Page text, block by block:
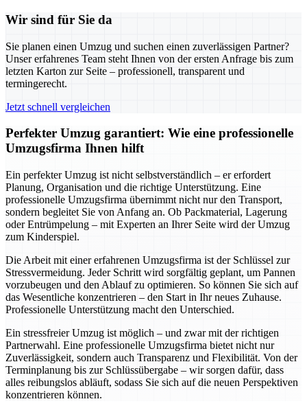
Wir sind für Sie da
Sie planen einen Umzug und suchen einen zuverlässigen Partner?
Unser erfahrenes Team steht Ihnen von der ersten Anfrage bis zum
letzten Karton zur Seite – professionell, transparent und
termingerecht.
Jetzt schnell vergleichen
Perfekter Umzug garantiert: Wie eine professionelle
Umzugsfirma Ihnen hilft
Ein perfekter Umzug ist nicht selbstverständlich – er erfordert
Planung, Organisation und die richtige Unterstützung. Eine
professionelle Umzugsfirma übernimmt nicht nur den Transport,
sondern begleitet Sie von Anfang an. Ob Packmaterial, Lagerung
oder Entrümpelung – mit Experten an Ihrer Seite wird der Umzug
zum Kinderspiel.
Die Arbeit mit einer erfahrenen Umzugsfirma ist der Schlüssel zur
Stressvermeidung. Jeder Schritt wird sorgfältig geplant, um Pannen
vorzubeugen und den Ablauf zu optimieren. So können Sie sich auf
das Wesentliche konzentrieren – den Start in Ihr neues Zuhause.
Professionelle Unterstützung macht den Unterschied.
Ein stressfreier Umzug ist möglich – und zwar mit der richtigen
Partnerwahl. Eine professionelle Umzugsfirma bietet nicht nur
Zuverlässigkeit, sondern auch Transparenz und Flexibilität. Von der
Terminplanung bis zur Schlüssübergabe – wir sorgen dafür, dass
alles reibungslos abläuft, sodass Sie sich auf die neuen Perspektiven
konzentrieren können.